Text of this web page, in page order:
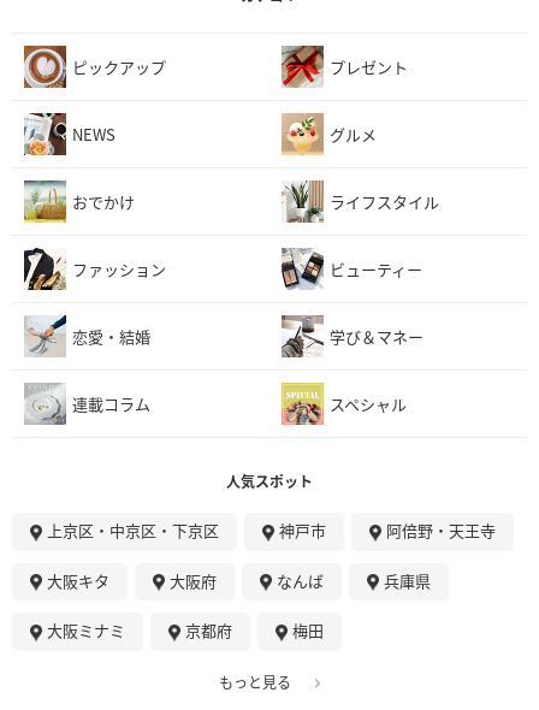
ピックアップ プレゼント
NEWS グルメ
おでかけ ライフスタイル
ファッション ビューティー
恋愛・結婚 学び＆マネー
連載コラム スペシャル
人気スポット
上京区・中京区・下京区 神戸市 阿倍野・天王寺
大阪キタ 大阪府 なんば 兵庫県
大阪ミナミ 京都府 梅田
もっと見る